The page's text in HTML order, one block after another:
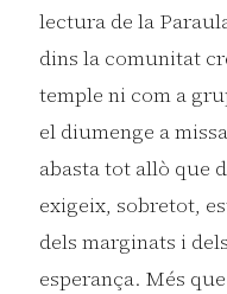
lectura de la
dins la comunitat
temple ni com a
el diumenge a
abasta tot allò que
exigeix, sobretot,
dels marginats i
esperança. Més